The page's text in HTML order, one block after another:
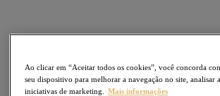
Ao clicar em “Aceitar todos os cookies”, você concorda
seu dispositivo para melhorar a navegação no site, analisar
iniciativas de marketing.
Mais informações